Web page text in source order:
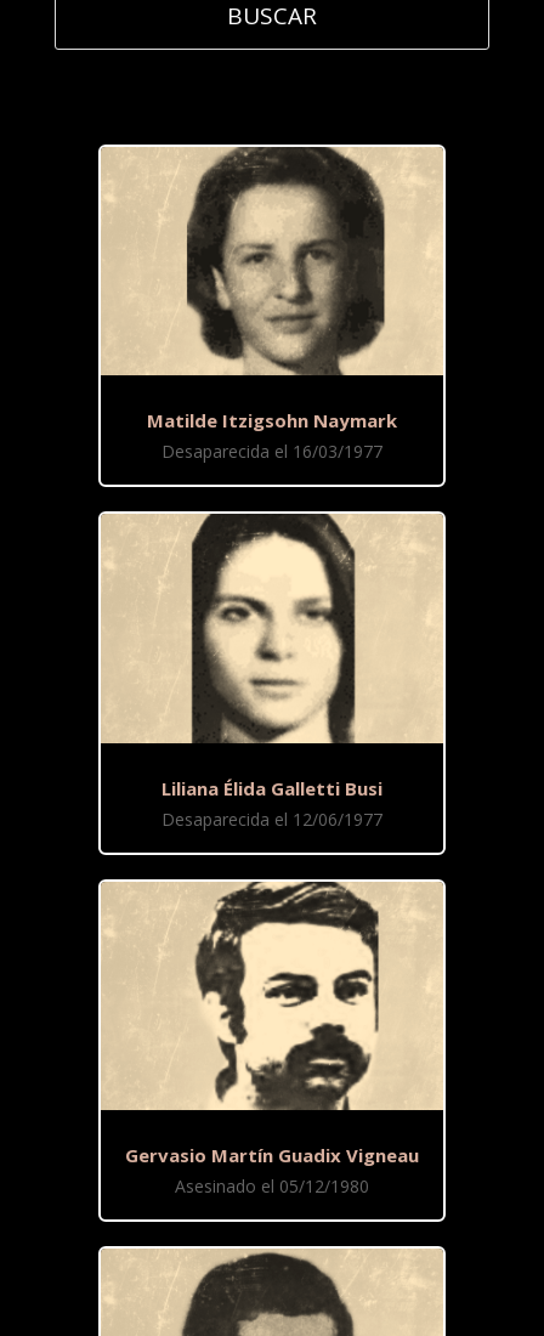
Matilde Itzigsohn Naymark
Desaparecida el 16/03/1977
Liliana Élida Galletti Busi
Desaparecida el 12/06/1977
Gervasio Martín Guadix Vigneau
Asesinado el 05/12/1980